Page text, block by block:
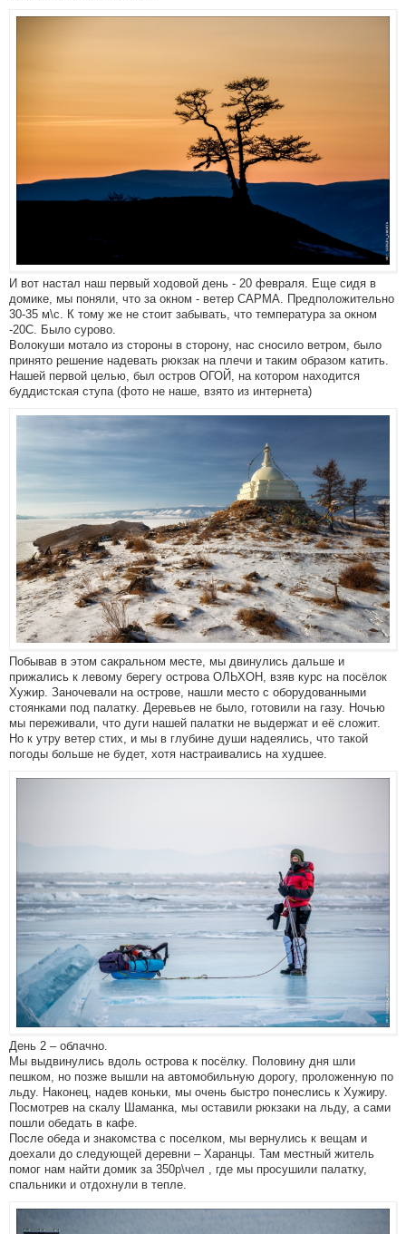
И вот настал наш первый ходовой день - 20 февраля. Еще сидя в
домике, мы поняли, что за окном - ветер САРМА. Предположительно
30-35 м\с. К тому же не стоит забывать, что температура за окном
-20С. Было сурово.
Волокуши мотало из стороны в сторону, нас сносило ветром, было
принято решение надевать рюкзак на плечи и таким образом катить.
Нашей первой целью, был остров ОГОЙ, на котором находится
буддистская ступа (фото не наше, взято из интернета)
Побывав в этом сакральном месте, мы двинулись дальше и
прижались к левому берегу острова ОЛЬХОН, взяв курс на посёлок
Хужир. Заночевали на острове, нашли место с оборудованными
стоянками под палатку. Деревьев не было, готовили на газу. Ночью
мы переживали, что дуги нашей палатки не выдержат и её сложит.
Но к утру ветер стих, и мы в глубине души надеялись, что такой
погоды больше не будет, хотя настраивались на худшее.
День 2 – облачно.
Мы выдвинулись вдоль острова к посёлку. Половину дня шли
пешком, но позже вышли на автомобильную дорогу, проложенную по
льду. Наконец, надев коньки, мы очень быстро понеслись к Хужиру.
Посмотрев на скалу Шаманка, мы оставили рюкзаки на льду, а сами
пошли обедать в кафе.
После обеда и знакомства с поселком, мы вернулись к вещам и
доехали до следующей деревни – Харанцы. Там местный житель
помог нам найти домик за 350р\чел , где мы просушили палатку,
спальники и отдохнули в тепле.